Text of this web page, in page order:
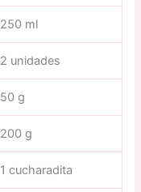
250 ml
2 unidades
50 g
200 g
1 cucharadita